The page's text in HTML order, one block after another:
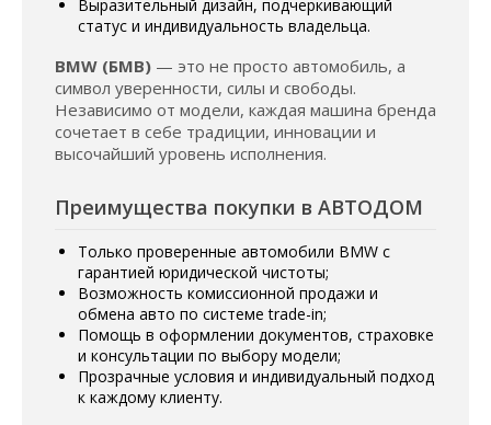
Выразительный дизайн, подчеркивающий
статус и индивидуальность владельца.
BMW (БМВ) — это не просто автомобиль, а
символ уверенности, силы и свободы.
Независимо от модели, каждая машина бренда
сочетает в себе традиции, инновации и
высочайший уровень исполнения.
Преимущества покупки в АВТОДОМ
Только проверенные автомобили BMW с
гарантией юридической чистоты;
Возможность комиссионной продажи и
обмена авто по системе trade-in;
Помощь в оформлении документов, страховке
и консультации по выбору модели;
Прозрачные условия и индивидуальный подход
к каждому клиенту.